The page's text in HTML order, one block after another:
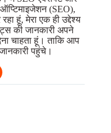
(SEO),
हूं, मेरा एक ही उद्देश्य
की जानकारी अपने
चाहता हूं। ताकि आप
पहुंचे।